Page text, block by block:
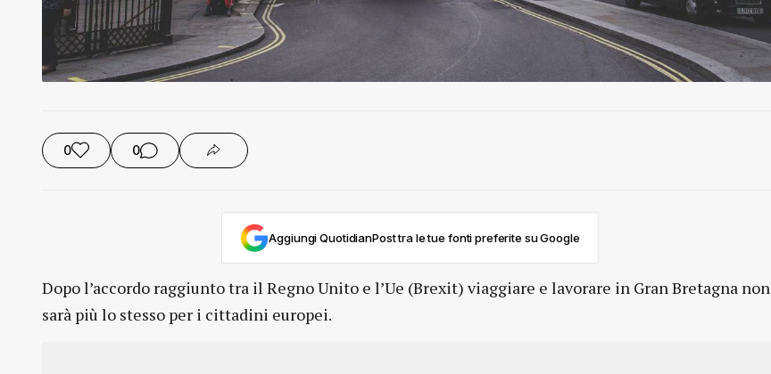
0 0
Aggiungi QuotidianPost tra le tue fonti preferite su Google
Dopo l’accordo raggiunto tra il Regno Unito e l’Ue (Brexit) viaggiare e lavorare in Gran Bretagna non
sarà più lo stesso per i cittadini europei.